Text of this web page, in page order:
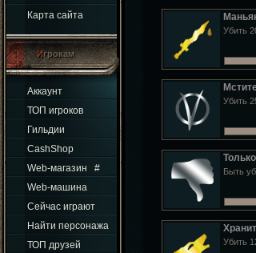
Карта сайта
Игрокам
Аккаунт
ТОП игроков
Гильдии
CashShop
Web-магазин
#
Web-машина
Сейчас играют
Найти персонажа
ТОП друзей
Убить
Убить
Быть
Убить